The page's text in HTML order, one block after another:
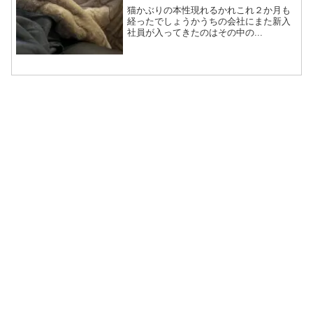
猫かぶりの本性現れるかれこれ２か月も
経ったでしょうかうちの会社にまた新入
社員が入ってきたのはその中の...